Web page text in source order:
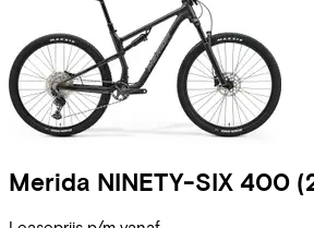
Merida NINETY-SIX 400